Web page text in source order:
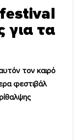
για τα
τον καιρό
φεστιβάλ